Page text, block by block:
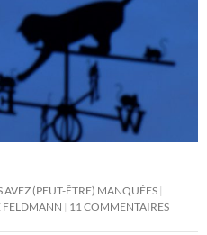
(PEUT-ÊTRE) MANQUÉES
FELDMANN 11 COMMENTAIRES